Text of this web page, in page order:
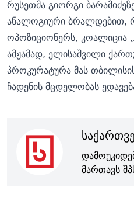
რუსეთმა გიორგი
ანალოგიური ბრალდებით,
ოპოზიციონერს,
ამჟამად, ელისაშვილი
პროკურატურა მას
ჩადენის მცდელობას
მართავს